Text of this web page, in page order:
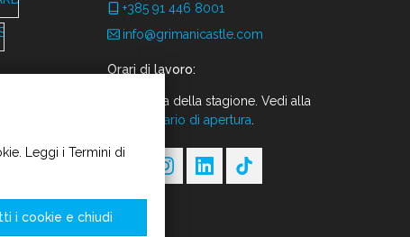
Leggi i Termini di
i cookie e chiudi
+385 91 446 8001
info@grimanicastle.com
Orari di lavoro:
A seconda della stagione. Vedi alla
Orario di apertura